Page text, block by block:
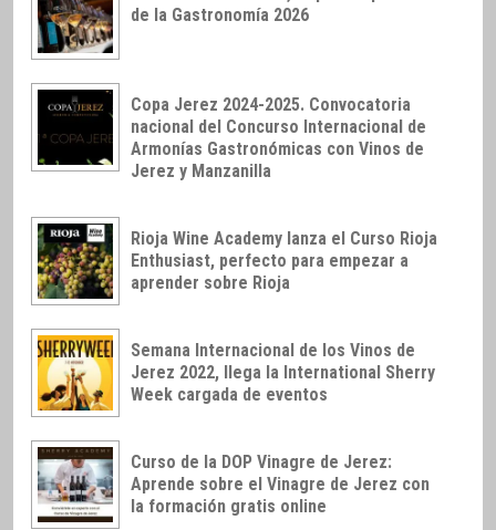
de la Gastronomía 2026
Copa Jerez 2024-2025. Convocatoria
nacional del Concurso Internacional de
Armonías Gastronómicas con Vinos de
Jerez y Manzanilla
Rioja Wine Academy lanza el Curso Rioja
Enthusiast, perfecto para empezar a
aprender sobre Rioja
Semana Internacional de los Vinos de
Jerez 2022, llega la International Sherry
Week cargada de eventos
Curso de la DOP Vinagre de Jerez:
Aprende sobre el Vinagre de Jerez con
la formación gratis online